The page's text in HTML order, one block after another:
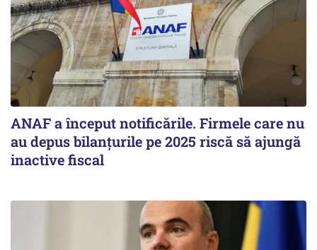
ANAF a început notificările. Firmele care nu
au depus bilanțurile pe 2025 riscă să ajungă
inactive fiscal